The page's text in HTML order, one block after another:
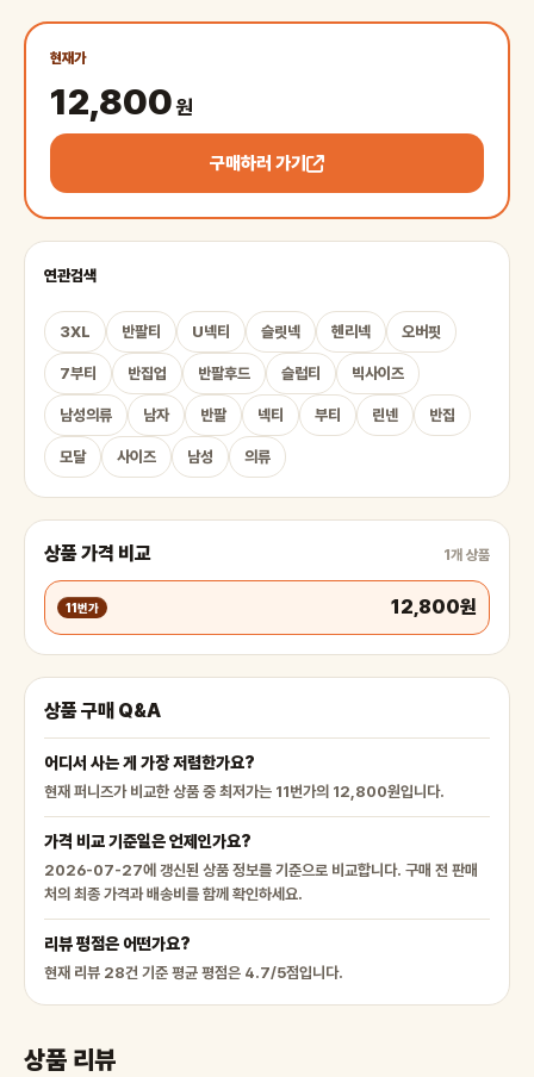
현재가
12,800원
구매하러 가기
연관검색
3XL 반팔티 U넥티 슬릿넥 헨리넥 오버핏
7부티 반집업 반팔후드 슬럽티 빅사이즈
남성의류 남자 반팔 넥티 부티 린넨 반집
모달 사이즈 남성 의류
상품 가격 비교 1개 상품
11번가 12,800원
상품 구매 Q&A
어디서 사는 게 가장 저렴한가요?
현재 퍼니즈가 비교한 상품 중 최저가는 11번가의 12,800원입니다.
가격 비교 기준일은 언제인가요?
2026-07-27에 갱신된 상품 정보를 기준으로 비교합니다. 구매 전 판매
처의 최종 가격과 배송비를 함께 확인하세요.
리뷰 평점은 어떤가요?
현재 리뷰 28건 기준 평균 평점은 4.7/5점입니다.
상품 리뷰